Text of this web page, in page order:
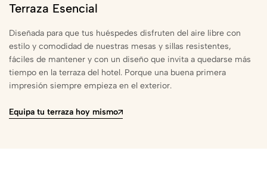
Terraza Esencial
Diseñada para que tus huéspedes disfruten del aire libre con
estilo y comodidad de nuestras mesas y sillas resistentes,
fáciles de mantener y con un diseño que invita a quedarse más
tiempo en la terraza del hotel. Porque una buena primera
impresión siempre empieza en el exterior.
Equipa tu terraza hoy mismo